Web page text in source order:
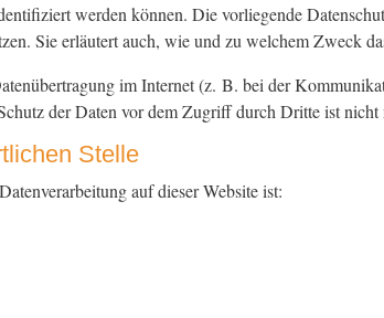
werden können. Die vorliegende
Sie erläutert auch, wie und zu welchem Zweck
im Internet (z. B. bei der
der Daten vor dem Zugriff durch Dritte ist nicht
Stelle
auf dieser Website ist: